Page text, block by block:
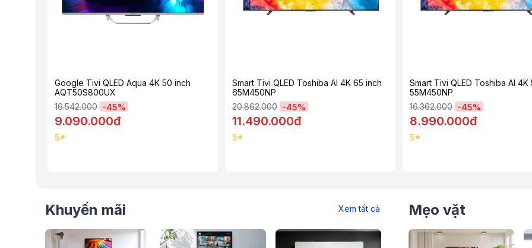
Công nghệ hình ảnh
- Để giải quyết mọi tác vụ liên quan đến hình ảnh, tivi Aqua được trang bị bộ xử lý
ARM CA55 Quad-
Google Tivi QLED Aqua 4K 50 inch
AQT50S800UX
16.542.000 -45%
9.090.000đ
5
Smart Tivi QLED Toshiba AI 4K 65 inch
65M450NP
20.862.000 -45%
11.490.000đ
5
Smart Tivi QLED Toshiba AI 4K
55M450NP
16.362.000 -45%
8.990.000đ
5
Khuyến mãi Xem tất cả Mẹo vặt